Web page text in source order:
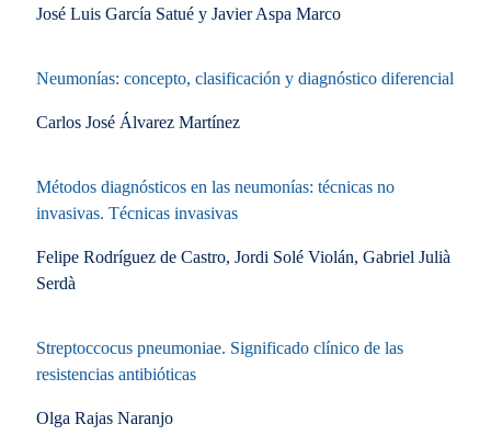
José Luis García Satué y Javier Aspa Marco
Neumonías: concepto, clasificación y diagnóstico diferencial
Carlos José Álvarez Martínez
Métodos diagnósticos en las neumonías: técnicas no
invasivas. Técnicas invasivas
Felipe Rodríguez de Castro, Jordi Solé Violán, Gabriel Julià
Serdà
Streptoccocus pneumoniae. Significado clínico de las
resistencias antibióticas
Olga Rajas Naranjo